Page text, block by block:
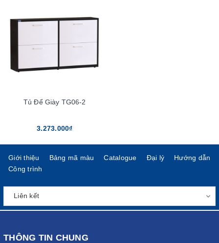
Tủ Để Giày TG06-2
3.273.000₫
Giới thiệu Bảng mã màu Catalogue Đại lý
Hướng dẫn
Công trình
THÔNG TIN CHUNG